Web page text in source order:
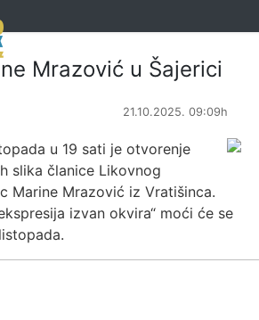
Mrazović u Šajerici
21.10.2025. 09:09h
u 19 sati je otvorenje
slika članice Likovnog
Marine Mrazović iz Vratišinca.
izvan okvira“ moći će se